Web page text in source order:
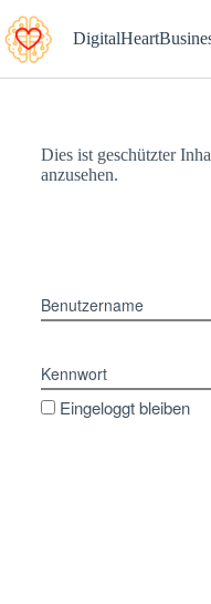
Dies ist geschützter
anzusehen.
Benutzername
Kennwort
Eingeloggt bleiben